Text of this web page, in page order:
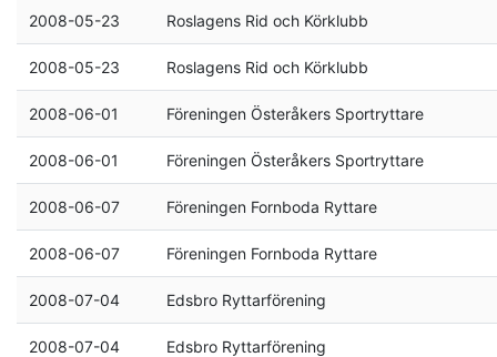
2008-05-23 Roslagens Rid och Körklubb
2008-05-23 Roslagens Rid och Körklubb
2008-06-01 Föreningen Österåkers Sportryttare
2008-06-01 Föreningen Österåkers Sportryttare
2008-06-07 Föreningen Fornboda Ryttare
2008-06-07 Föreningen Fornboda Ryttare
2008-07-04 Edsbro Ryttarförening
2008-07-04 Edsbro Ryttarförening